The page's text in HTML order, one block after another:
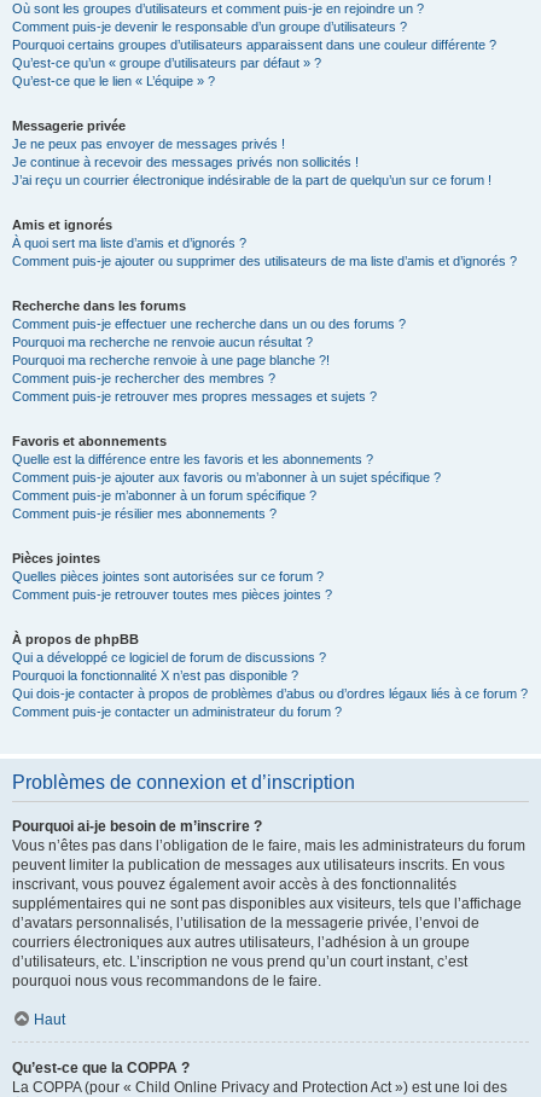
Où sont les groupes d’utilisateurs et comment puis-je en rejoindre un ?
Comment puis-je devenir le responsable d’un groupe d’utilisateurs ?
Pourquoi certains groupes d’utilisateurs apparaissent dans une couleur différente ?
Qu’est-ce qu’un « groupe d’utilisateurs par défaut » ?
Qu’est-ce que le lien « L’équipe » ?
Messagerie privée
Je ne peux pas envoyer de messages privés !
Je continue à recevoir des messages privés non sollicités !
J’ai reçu un courrier électronique indésirable de la part de quelqu’un sur ce forum !
Amis et ignorés
À quoi sert ma liste d’amis et d’ignorés ?
Comment puis-je ajouter ou supprimer des utilisateurs de ma liste d’amis et d’ignorés ?
Recherche dans les forums
Comment puis-je effectuer une recherche dans un ou des forums ?
Pourquoi ma recherche ne renvoie aucun résultat ?
Pourquoi ma recherche renvoie à une page blanche ?!
Comment puis-je rechercher des membres ?
Comment puis-je retrouver mes propres messages et sujets ?
Favoris et abonnements
Quelle est la différence entre les favoris et les abonnements ?
Comment puis-je ajouter aux favoris ou m’abonner à un sujet spécifique ?
Comment puis-je m’abonner à un forum spécifique ?
Comment puis-je résilier mes abonnements ?
Pièces jointes
Quelles pièces jointes sont autorisées sur ce forum ?
Comment puis-je retrouver toutes mes pièces jointes ?
À propos de phpBB
Qui a développé ce logiciel de forum de discussions ?
Pourquoi la fonctionnalité X n’est pas disponible ?
Qui dois-je contacter à propos de problèmes d’abus ou d’ordres légaux liés à ce forum ?
Comment puis-je contacter un administrateur du forum ?
Problèmes de connexion et d’inscription
Pourquoi ai-je besoin de m’inscrire ?
Vous n’êtes pas dans l’obligation de le faire, mais les administrateurs du forum
peuvent limiter la publication de messages aux utilisateurs inscrits. En vous
inscrivant, vous pouvez également avoir accès à des fonctionnalités
supplémentaires qui ne sont pas disponibles aux visiteurs, tels que l’affichage
d’avatars personnalisés, l’utilisation de la messagerie privée, l’envoi de
courriers électroniques aux autres utilisateurs, l’adhésion à un groupe
d’utilisateurs, etc. L’inscription ne vous prend qu’un court instant, c’est
pourquoi nous vous recommandons de le faire.
Haut
Qu’est-ce que la COPPA ?
La COPPA (pour « Child Online Privacy and Protection Act ») est une loi des